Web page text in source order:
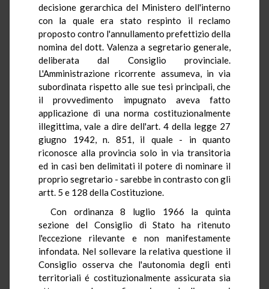
decisione gerarchica del Ministero dell'interno
con la quale era stato respinto il reclamo
proposto contro l'annullamento prefettizio della
nomina del dott. Valenza a segretario generale,
deliberata dal Consiglio provinciale.
L'Amministrazione ricorrente assumeva, in via
subordinata rispetto alle sue tesi principali, che
il provvedimento impugnato aveva fatto
applicazione di una norma costituzionalmente
illegittima, vale a dire dell'art. 4 della legge 27
giugno 1942, n. 851, il quale - in quanto
riconosce alla provincia solo in via transitoria
ed in casi ben delimitati il potere di nominare il
proprio segretario - sarebbe in contrasto con gli
artt. 5 e 128 della Costituzione.
Con ordinanza 8 luglio 1966 la quinta
sezione del Consiglio di Stato ha ritenuto
l'eccezione rilevante e non manifestamente
infondata. Nel sollevare la relativa questione il
Consiglio osserva che l'autonomia degli enti
territoriali é costituzionalmente assicurata sia